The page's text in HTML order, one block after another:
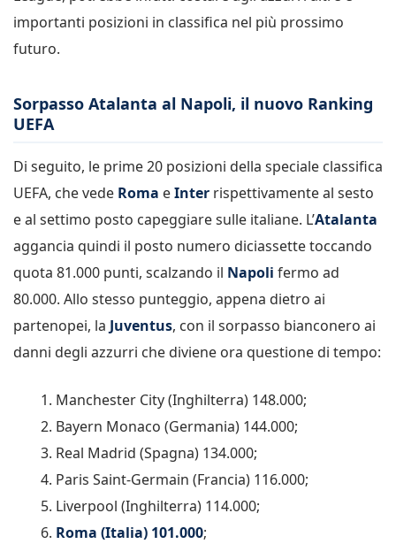
importanti posizioni in classifica nel più prossimo
futuro.
Sorpasso Atalanta al Napoli, il nuovo Ranking
UEFA
Di seguito, le prime 20 posizioni della speciale classifica
UEFA, che vede Roma eInter rispettivamente al sesto
e al settimo posto capeggiare sulle italiane. L’Atalanta
aggancia quindi il posto numero diciassette toccando
quota 81.000 punti, scalzando il Napoli fermo ad
80.000. Allo stesso punteggio, appena dietro ai
partenopei, la Juventus, con il sorpasso bianconero ai
danni degli azzurri che diviene ora questione di tempo:
Manchester City (Inghilterra) 148.000;
Bayern Monaco (Germania) 144.000;
Real Madrid (Spagna) 134.000;
Paris Saint-Germain (Francia) 116.000;
Liverpool (Inghilterra) 114.000;
Roma (Italia) 101.000;